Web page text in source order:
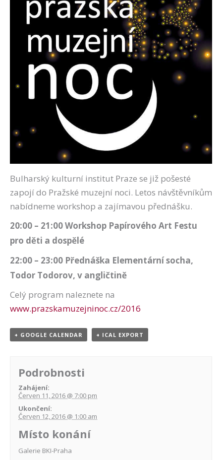
Bulharský kulturní institut Praze se již pošesté
zapojí do Pražské muzejní noci. Letos návštěvníkům
nabídneme workshop a zajímavou přednášku.
20:00 – 21:00 Workshop Papírového Art Festu
pro děti a dospělé
22:00 – 23:00 Přednáška Elementární socha,
Todor Todorov, v angličtině
Celý program naleznete na
www.prazskamuzejninoc.cz/2016
+ GOOGLE CALENDAR + ICAL EXPORT
Podrobnosti
Zahájení:
Červen 11, 2016 @ 7:00 pm
Ukončení:
Červen 12, 2016 @ 1:00 am
Místo konání
Galerie BKI-Praha